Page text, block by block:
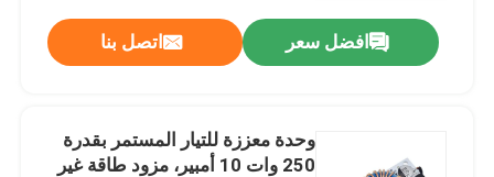
افضل سعر اتصل بنا
وحدة معززة للتيار المستمر بقدرة
250 وات 10 أمبير، مزود طاقة غير